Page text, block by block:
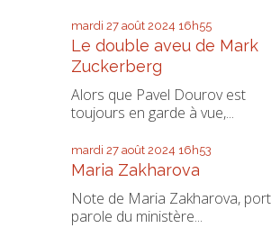
mardi 27 août 2024 16h55
Le double aveu de Mark
Zuckerberg
Alors que Pavel Dourov est
toujours en garde à vue,...
mardi 27 août 2024 16h53
Maria Zakharova
Note de Maria Zakharova,
parole du ministère...